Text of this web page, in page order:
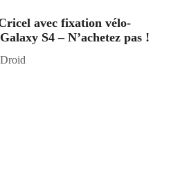
avec fixation vélo-
S4 – N’achetez pas !